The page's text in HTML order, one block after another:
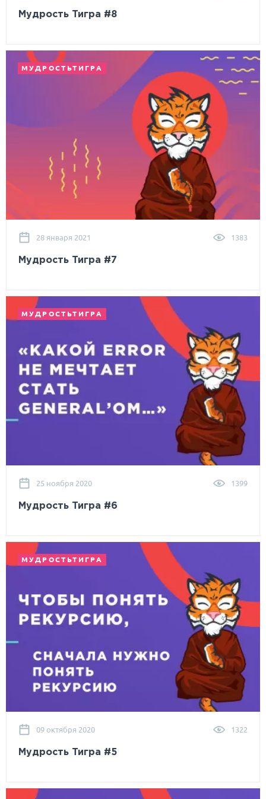
Мудрость Тигра #8
МУДРОСТЬТИГРА
28 января 2021 1383
Мудрость Тигра #7
МУДРОСТЬТИГРА
25 ноября 2020 1399
Мудрость Тигра #6
МУДРОСТЬТИГРА
09 октября 2020 1322
Мудрость Тигра #5